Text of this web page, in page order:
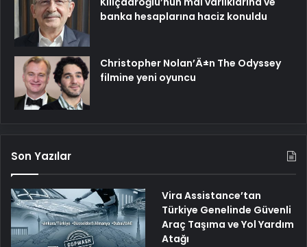
banka hesaplarına haciz konuldu
Christopher Nolan’Ä±n The Odyssey
filmine yeni oyuncu
Son Yazılar
Vira Assistance’tan
Türkiye Genelinde Güvenli
Araç Taşıma ve Yol Yardım
Atağı